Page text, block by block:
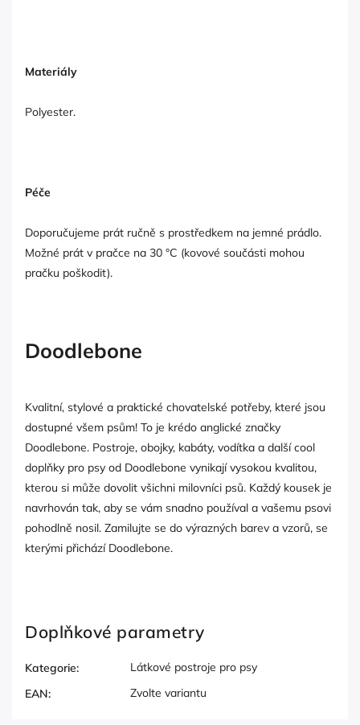
Materiály
Polyester.
Péče
Doporučujeme prát ručně s prostředkem na jemné prádlo.
Možné prát v pračce na 30 °C (kovové součásti mohou
pračku poškodit).
Doodlebone
Kvalitní, stylové a praktické chovatelské potřeby, které jsou
dostupné všem psům! To je krédo anglické značky
Doodlebone. Postroje, obojky, kabáty, vodítka a další cool
doplňky pro psy od Doodlebone vynikají vysokou kvalitou,
kterou si může dovolit všichni milovníci psů. Každý kousek je
navrhován tak, aby se vám snadno používal a vašemu psovi
pohodlně nosil. Zamilujte se do výrazných barev a vzorů, se
kterými přichází Doodlebone.
Doplňkové parametry
Kategorie:
Látkové postroje pro psy
EAN: Zvolte variantu